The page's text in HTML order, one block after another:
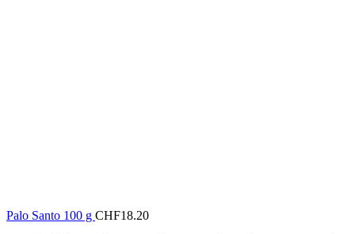
Palo Santo 100 g CHF18.20